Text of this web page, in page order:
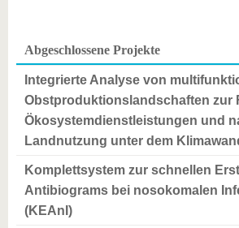
Partnerschaften
Strukturwandel
NachwuchsNach
Studium
Mit der
BTU ins
Ausland
Für
Studierende
Kontakt
Abgeschlossene Projekte
Integrierte Analyse von
Obstproduktionslandschaften zur
Ökosystemdienstleistungen und
Landnutzung unter dem
Komplettsystem zur schnellen
Antibiograms bei nosokomalen
(KEAnI)